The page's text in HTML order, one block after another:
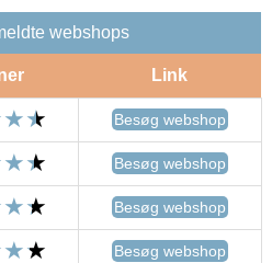
webshops
Link
Besøg webshop
Besøg webshop
Besøg webshop
Besøg webshop